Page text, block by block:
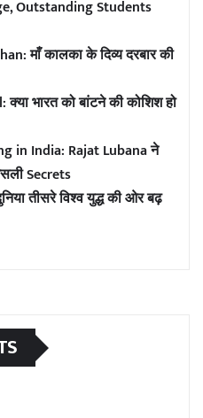
Outstanding Students
माँ कालका के दिव्य दरबार की
भारत को बांटने की कोशिश हो
in India: Rajat Lubana ने
Secrets
तीसरे विश्व युद्ध की ओर बढ़